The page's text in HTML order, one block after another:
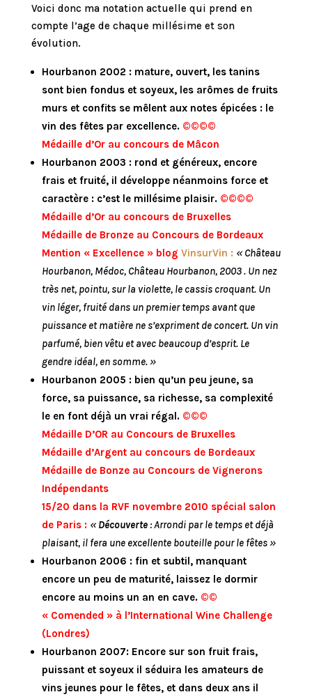
Voici donc ma notation actuelle qui prend en
compte l’age de chaque millésime et son
évolution.
Hourbanon 2002 : mature, ouvert, les tanins
sont bien fondus et soyeux, les arômes de fruits
murs et confits se mêlent aux notes épicées : le
vin des fêtes par excellence. ©©©©
Médaille d’Or au concours de Mâcon
Hourbanon 2003 : rond et généreux, encore
frais et fruité, il développe néanmoins force et
caractère : c’est le millésime plaisir. ©©©©
Médaille d’Or au concours de Bruxelles
Médaille de Bronze au Concours de Bordeaux
Mention « Excellence » blog VinsurVin : « Château
Hourbanon, Médoc, Château Hourbanon, 2003 . Un nez
très net, pointu, sur la violette, le cassis croquant. Un
vin léger, fruité dans un premier temps avant que
puissance et matière ne s’expriment de concert. Un vin
parfumé, bien vêtu et avec beaucoup d’esprit. Le
gendre idéal, en somme. »
Hourbanon 2005 : bien qu’un peu jeune, sa
force, sa puissance, sa richesse, sa complexité
le en font déjà un vrai régal. ©©©
Médaille D’OR au Concours de Bruxelles
Médaille d’Argent au concours de Bordeaux
Médaille de Bonze au Concours de Vignerons
Indépendants
15/20 dans la RVF novembre 2010 spécial salon
de Paris : « Découverte : Arrondi par le temps et déjà
plaisant, il fera une excellente bouteille pour le fêtes »
Hourbanon 2006 : fin et subtil, manquant
encore un peu de maturité, laissez le dormir
encore au moins un an en cave. ©©
« Comended » à l’International Wine Challenge
(Londres)
Hourbanon 2007: Encore sur son fruit frais,
puissant et soyeux il séduira les amateurs de
vins jeunes pour le fêtes, et dans deux ans il